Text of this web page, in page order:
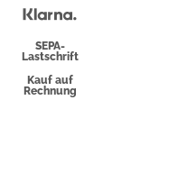
Überweisung
SEPA-
Lastschrift
Kauf auf
Rechnung